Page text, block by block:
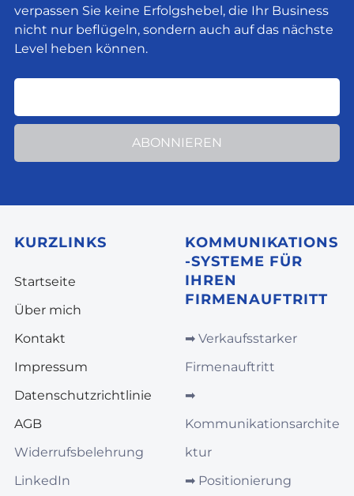
verpassen Sie keine Erfolgshebel, die Ihr Business
nicht nur beflügeln, sondern auch auf das nächste
Level heben können.
ABONNIEREN
KURZLINKS
Startseite
Über mich
Kontakt
Impressum
Datenschutzrichtlinie
AGB
Widerrufsbelehrung
LinkedIn
KOMMUNIKATIONS
-SYSTEME FÜR
IHREN
FIRMENAUFTRITT
➡︎ Verkaufsstarker
Firmenauftritt
➡︎
Kommunikationsarchite
ktur
➡︎ Positionierung